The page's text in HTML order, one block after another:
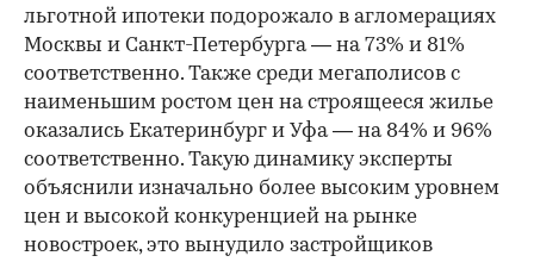
льготной ипотеки подорожало в агломерациях
Москвы и Санкт-Петербурга — на 73% и 81%
соответственно. Также среди мегаполисов с
наименьшим ростом цен на строящееся жилье
оказались Екатеринбург и Уфа — на 84% и 96%
соответственно. Такую динамику эксперты
объяснили изначально более высоким уровнем
цен и высокой конкуренцией на рынке
новостроек, это вынудило застройщиков